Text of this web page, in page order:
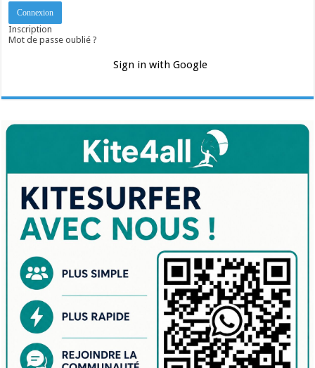
Inscription
Mot de passe oublié ?
Sign in with Google